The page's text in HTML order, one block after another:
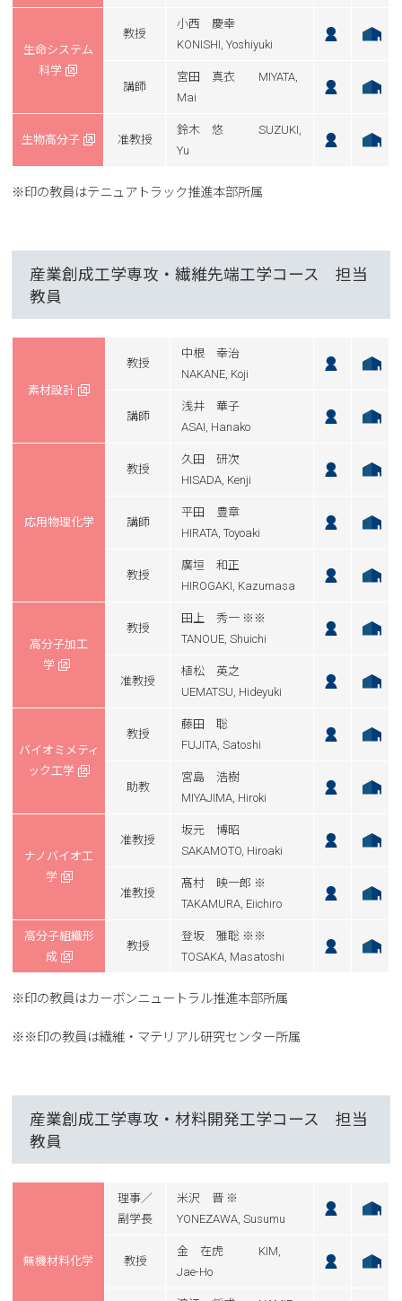
生命システム
科学
教授
小西 慶幸
KONISHI, Yoshiyuki
講師
宮田 真衣 MIYATA,
Mai
生物高分子 准教授
鈴木 悠 SUZUKI,
Yu
※印の教員はテニュアトラック推進本部所属
産業創成工学専攻・繊維先端工学コース 担当
教員
素材設計
教授
中根 幸治
NAKANE, Koji
講師
浅井 華子
ASAI, Hanako
応用物理化学
教授
久田 研次
HISADA, Kenji
講師
平田 豊章
HIRATA, Toyoaki
教授
廣垣 和正
HIROGAKI, Kazumasa
高分子加工
学
教授
田上 秀一 ※※
TANOUE, Shuichi
准教授
植松 英之
UEMATSU, Hideyuki
バイオミメティ
ック工学
教授
藤田 聡
FUJITA, Satoshi
助教
宮島 浩樹
MIYAJIMA, Hiroki
ナノバイオ工
学
准教授
坂元 博昭
SAKAMOTO, Hiroaki
准教授
髙村 映一郎 ※
TAKAMURA, Eiichiro
高分子組織形
成
教授
登坂 雅聡 ※※
TOSAKA, Masatoshi
※印の教員はカーボンニュートラル推進本部所属
※※印の教員は繊維・マテリアル研究センター所属
産業創成工学専攻・材料開発工学コース 担当
教員
無機材料化学
理事／
副学長
米沢 晋 ※
YONEZAWA, Susumu
教授
金 在虎 KIM,
Jae-Ho